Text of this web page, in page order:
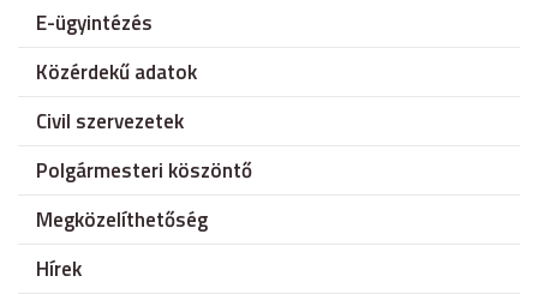
E-ügyintézés
Közérdekű adatok
Civil szervezetek
Polgármesteri köszöntő
Megközelíthetőség
Hírek